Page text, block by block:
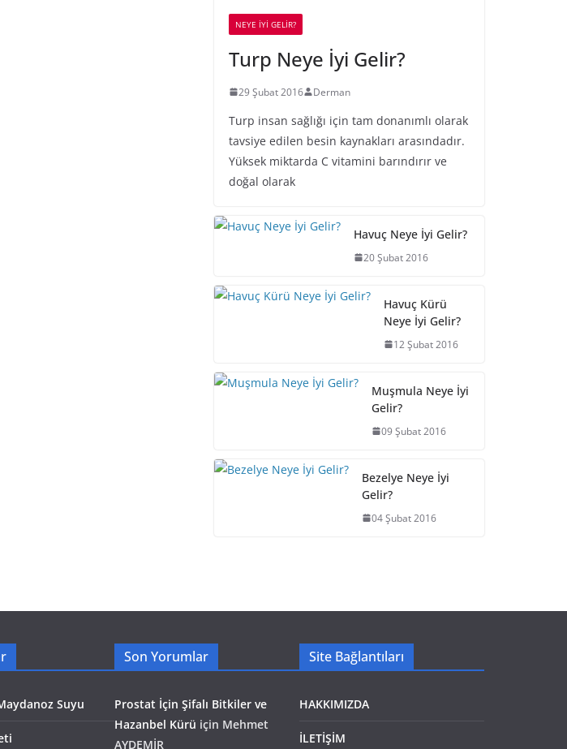
NEYE İYİ GELİR?
Turp Neye İyi Gelir?
29 Şubat 2016 Derman
Turp insan sağlığı için tam donanımlı olarak
tavsiye edilen besin kaynakları arasındadır.
Yüksek miktarda C vitamini barındırır ve
doğal olarak
Havuç Neye İyi Gelir?
20 Şubat 2016
Havuç Kürü
Neye İyi Gelir?
12 Şubat 2016
Muşmula Neye İyi
Gelir?
09 Şubat 2016
Bezelye Neye İyi
Gelir?
04 Şubat 2016
Suyu
Son Yorumlar
Prostat İçin Şifalı Bitkiler ve
Hazanbel Kürü için Mehmet
AYDEMİR
Site Bağlantıları
HAKKIMIZDA
İLETİŞİM